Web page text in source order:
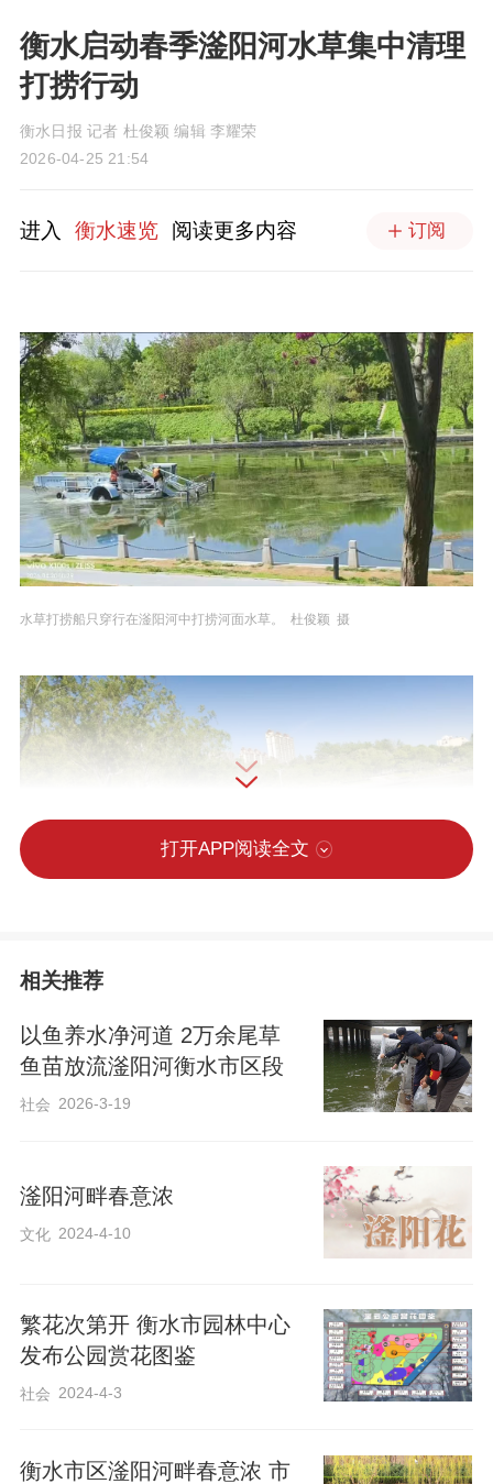
衡水启动春季滏阳河水草集中清理
打捞行动
衡水日报 记者 杜俊颖 编辑 李耀荣
2026-04-25 21:54
进入 衡水速览 阅读更多内容 订阅
水草打捞船只穿行在滏阳河中打捞河面水草。 杜俊颖 摄
滏阳河管理中心组织打捞人员正在进行水草打捞作业。 杜俊颖 摄
打开APP阅读全文
相关推荐
以鱼养水净河道 2万余尾草
鱼苗放流滏阳河衡水市区段
社会 2026-3-19
滏阳河畔春意浓
文化 2024-4-10
繁花次第开 衡水市园林中心
发布公园赏花图鉴
社会 2024-4-3
衡水市区滏阳河畔春意浓 市